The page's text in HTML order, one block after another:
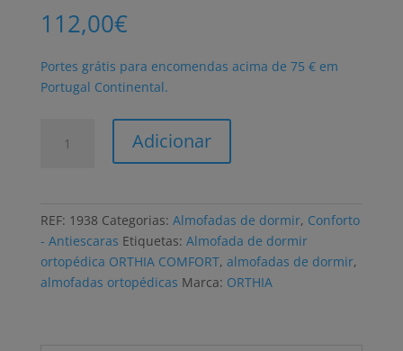
112,00€
Portes grátis para encomendas acima de 75 € em
Portugal Continental.
ORTHIA
COMFORT
anatómica,
Adicionar
REF: 1938 Categorias: Almofadas de dormir, Conforto
- Antiescaras Etiquetas: Almofada de dormir
ortopédica ORTHIA COMFORT, almofadas de dormir,
almofadas ortopédicas Marca: ORTHIA